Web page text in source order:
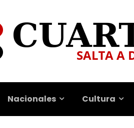
Nacionales Cultura